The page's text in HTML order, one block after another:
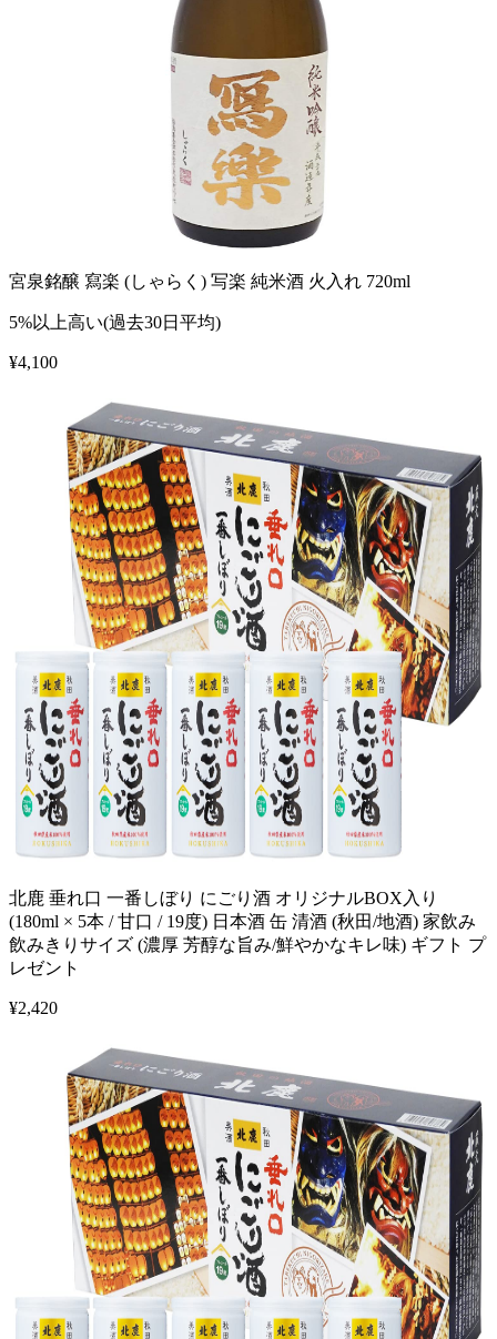
宮泉銘醸 寫楽 (しゃらく) 写楽 純米酒 火入れ 720ml
5%以上高い(過去30日平均)
¥4,100
北鹿 垂れ口 一番しぼり にごり酒 オリジナルBOX入り
(180ml × 5本 / 甘口 / 19度) 日本酒 缶 清酒 (秋田/地酒) 家飲み
飲みきりサイズ (濃厚 芳醇な旨み/鮮やかなキレ味) ギフト プ
レゼント
¥2,420